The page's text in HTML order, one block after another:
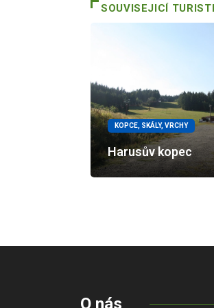
SOUVISEJICÍ
KOPCE, SKÁLY, VRCHY
Harusův kopec
O nás